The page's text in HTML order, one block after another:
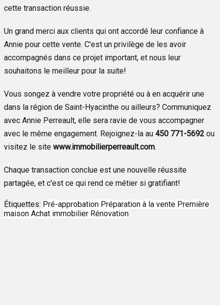
cette transaction réussie.
Un grand merci aux clients qui ont accordé leur confiance à
Annie pour cette vente. C'est un privilège de les avoir
accompagnés dans ce projet important, et nous leur
souhaitons le meilleur pour la suite!
Vous songez à vendre votre propriété ou à en acquérir une
dans la région de Saint-Hyacinthe ou ailleurs? Communiquez
avec Annie Perreault, elle sera ravie de vous accompagner
avec le même engagement. Rejoignez-la au 450 771-5692 ou
visitez le site www.immobilierperreault.com.
Chaque transaction conclue est une nouvelle réussite
partagée, et c'est ce qui rend ce métier si gratifiant!
Étiquettes: Pré-approbation Préparation à la vente Première
maison Achat immobilier Rénovation